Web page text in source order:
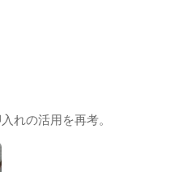
れの活用を再考。